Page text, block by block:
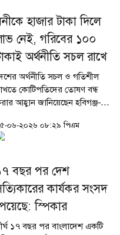
হাজার টাকা দিলে
নেই, গরিবের ১০০
অর্থনীতি সচল রাখে
অর্থনীতি সচল ও গতিশীল
কোটিপতিদের তোষণ বন্ধ
আহ্বান জানিয়েছেন হবিগঞ্জ-১
সাবেক উপদেষ্টা ড.
কিবরিয়া। তিনি বলেছেন,
০৬-২০২৬ ০৮:২৯ পিএম
বছর পর দেশ
কার্যকর সংসদ
স্পিকার
১৭ বছর পর বাংলাদেশ একটি